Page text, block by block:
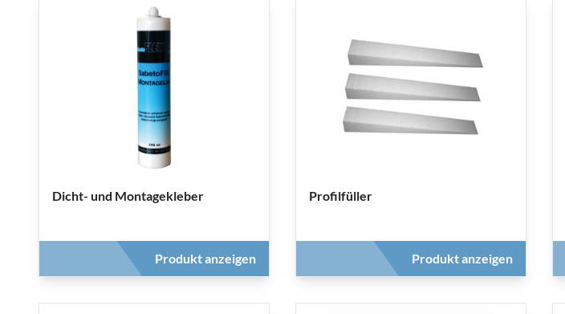
Dicht- und Montagekleber
Produkt anzeigen
Profilfüller
Produkt anzeigen